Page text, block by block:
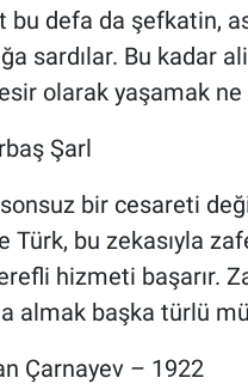
bu defa da şefkatin,
sardılar. Bu kadar
olarak yaşamak
Şarl
sonsuz bir cesareti
Türk, bu zekasıyla
hizmeti başarır.
almak başka türlü
Çarnayev – 1922